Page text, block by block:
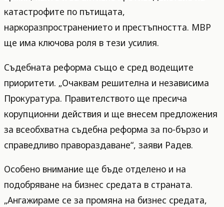
катастрофите по пътищата,
наркоразпространението и престъпността. МВР
ще има ключова роля в тези усилия.
Съдебната реформа също е сред водещите
приоритети. „Очаквам решителна и независима
Прокуратура. Правителството ще пресича
корупционни действия и ще внесем предложения
за всеобхватна съдебна реформа за по-бързо и
справедливо правораздаване“, заяви Радев.
Особено внимание ще бъде отделено и на
подобряване на бизнес средата в страната.
„Ангажираме се за промяна на бизнес средата,